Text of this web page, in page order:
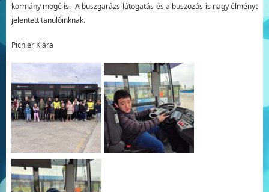
kormány mögé is. A buszgarázs-látogatás és a buszozás is nagy élményt
jelentett tanulóinknak.
Pichler Klára